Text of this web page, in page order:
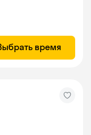
время